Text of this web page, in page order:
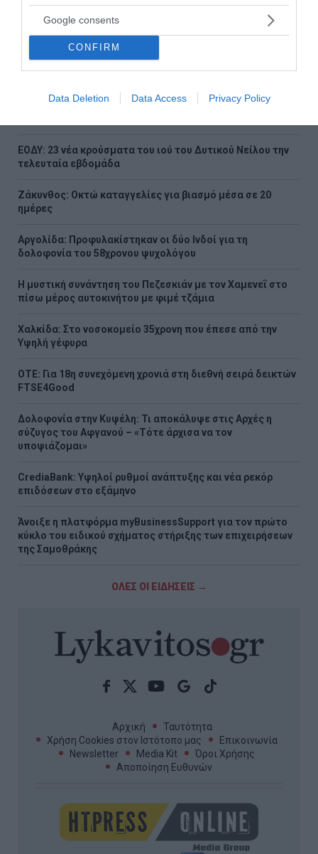
Google consents
CONFIRM
Data Deletion Data Access Privacy Policy
στρατός υπό τις οδηγίες του Βελισαρίου ηττάται από
τους Πέρσες στη βόρεια Συρία 1770 – Ο πλοίαρ...
19 Απριλίου 2022
Ολοκληρώθηκαν 325 αυτοψίες στις πυρόπληκτες
ΕΟΔΥ: 23 νέα κρούσματα του ιού του Δυτικού Νείλου την
τελευταία εβδομάδα
Ζάκυνθος: Οκτώ καταγγελίες για βιασμό μέσα σε 20
ημέρες
Αργολίδα: Προφυλακίστηκαν οι δύο Ινδοί για τη
δολοφονία του 58χρονου ψυχολόγου
Η μυστική συνάντηση του Πεζεσκιάν με τον Χαμενεΐ στο
πίσω μέρος αυτοκινήτου με φιμέ τζάμια
Χαλκίδα: Στο νοσοκομείο 35χρονη που έπεσε από την
Υψηλή γέφυρα
ΟΤΕ: Για 18η συνεχόμενη χρονιά στη διεθνή σειρά δεικτών
FTSE4Good
Δολοφονία στην Κυψέλη: Τι αποκάλυψε στις Αρχές η
σύζυγος του Αφγανού – «Τότε άρχισα να τον
υποψιάζομαι»
CrediaBank: Υψηλοί ρυθμοί ανάπτυξης και νέα ρεκόρ
επιδόσεων στο εξάμηνο
Άνοιξε η πλατφόρμα myBusinessSupport για τον πρώτο
κύκλο του ειδικού σχήματος στήριξης των επιχειρήσεων
της Σαμοθράκης
ΟΛΕΣ ΟΙ ΕΙΔΗΣΕΙΣ →
Αρχική
Ταυτότητα
Χρήση Cookies στον Ιστότοπο μας
Επικοινωνία
Newsletter
Media Kit
Όροι Χρήσης
Αποποίηση Ευθυνών